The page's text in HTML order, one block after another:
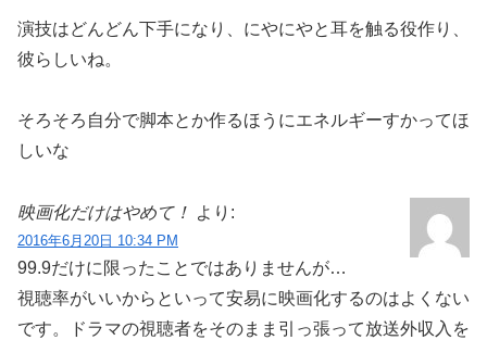
演技はどんどん下手になり、にやにやと耳を触る役作り、
彼らしいね。
そろそろ自分で脚本とか作るほうにエネルギーすかってほ
しいな
映画化だけはやめて！ より:
2016年6月20日 10:34 PM
99.9だけに限ったことではありませんが…
視聴率がいいからといって安易に映画化するのはよくない
です。ドラマの視聴者をそのまま引っ張って放送外収入を